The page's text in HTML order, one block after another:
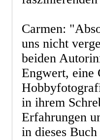
Carmen:
uns nicht
beiden
Engwert, eine
in ihrem
Erfahrungen
in dieses